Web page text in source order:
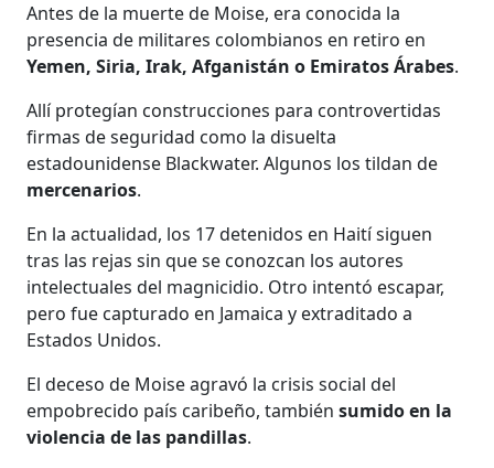
Antes de la muerte de Moise, era conocida la
presencia de militares colombianos en retiro en
Yemen, Siria, Irak, Afganistán o Emiratos Árabes.
Allí protegían construcciones para controvertidas
firmas de seguridad como la disuelta
estadounidense Blackwater. Algunos los tildan de
mercenarios.
En la actualidad, los 17 detenidos en Haití siguen
tras las rejas sin que se conozcan los autores
intelectuales del magnicidio. Otro intentó escapar,
pero fue capturado en Jamaica y extraditado a
Estados Unidos.
El deceso de Moise agravó la crisis social del
empobrecido país caribeño, tambiénsumido en la
violencia de las pandillas.